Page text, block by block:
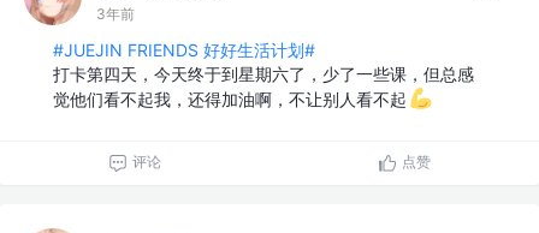
3年前
#JUEJIN FRIENDS 好好生活计划#
打卡第四天，今天终于到星期六了，少了一些课，但总感
觉他们看不起我，还得加油啊，不让别人看不起
评论 点赞